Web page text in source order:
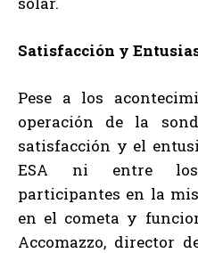
Satisfacción y
Pese a los
operación de la
satisfacción y el
ESA ni entre los
participantes en la
en el cometa y
Accomazzo, director